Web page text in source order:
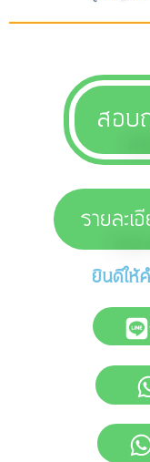
สอบ
รายละ
ยินดีให้